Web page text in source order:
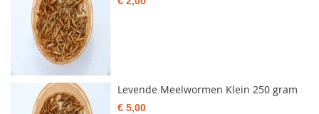
Levende Meelwormen Klein 250 gram
€ 5,00